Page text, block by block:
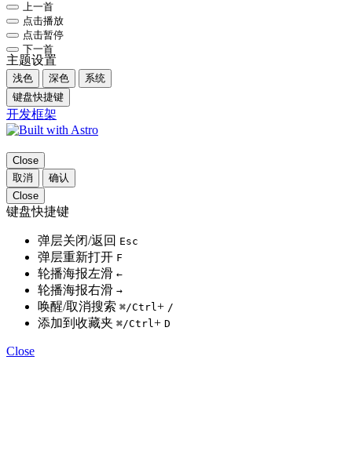
上一首
点击播放
点击暂停
下一首
主题设置
浅色 深色
系统
键盘快捷键
开发框架
Close
取消
确认
Close
键盘快捷键
弹层关闭/返回 Esc
弹层重新打开 F
轮播海报左滑 ←
轮播海报右滑 →
唤醒/取消搜索 ⌘/Ctrl+ /
添加到收藏夹 ⌘/Ctrl+ D
Close